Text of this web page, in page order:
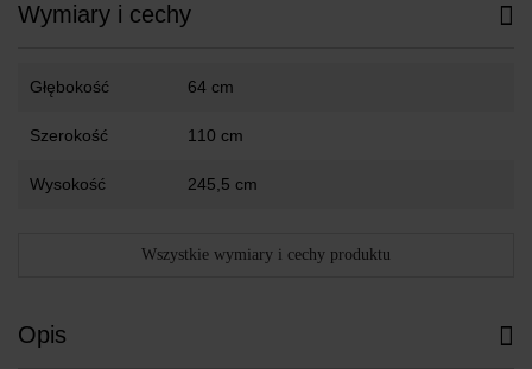
Wymiary i cechy
Głębokość 64 cm
Szerokość 110 cm
Wysokość 245,5 cm
Wszystkie wymiary i cechy produktu
Opis